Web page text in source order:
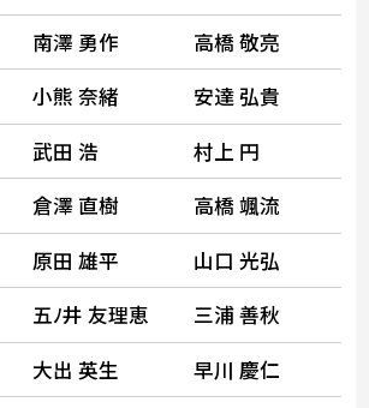
南澤 勇作
高橋 敬亮
小熊 奈緒
安達 弘貴
武田 浩
村上 円
倉澤 直樹
高橋 颯流
原田 雄平
山口 光弘
五ﾉ井 友理恵
三浦 善秋
大出 英生
早川 慶仁